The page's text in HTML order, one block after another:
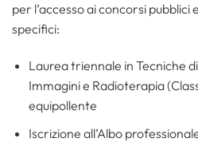
per l’accesso ai concorsi pubblici
specifici:
Laurea triennale in Tecniche
Immagini e Radioterapia
equipollente
Iscrizione all’Albo